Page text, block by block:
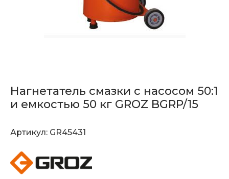
Нагнетатель смазки с насосом 50:1
и емкостью 50 кг GROZ BGRP/15
Артикул: GR45431